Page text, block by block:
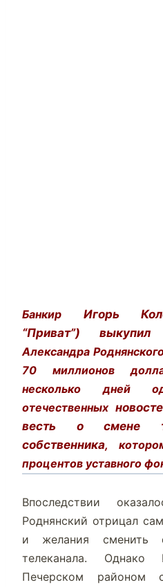
Банкир Игорь
“Приват”)
Александра
70 миллионов
несколько дней
отечественных
весть о смене
собственника,
процентов уставного
Впоследствии
Роднянский отрицал
и желания сменить
телеканала.
Печерском районом